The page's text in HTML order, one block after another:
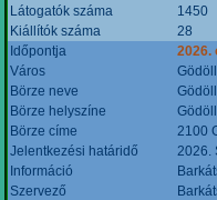
Látogatók száma
1450
Kiállítók száma
28
Időpontja
2026.
Város
Börze neve
Börze helyszíne
Börze címe
2100
Jelentkezési határidő
2026.
Információ
Szervező